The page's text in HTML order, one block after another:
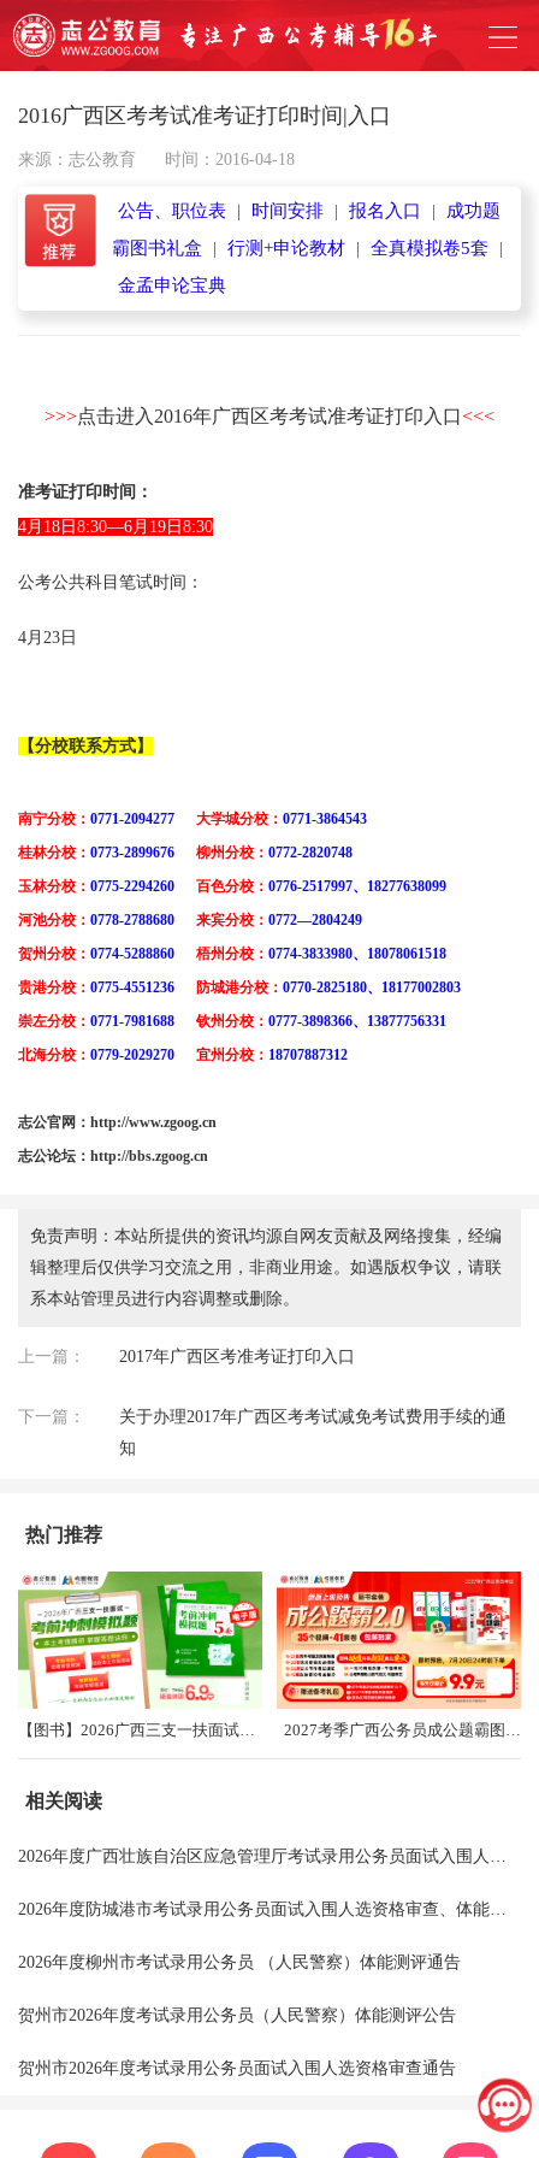
2016广西区考考试准考证打印时间|入口
来源：志公教育 时间：2016-04-18
公告、职位表 | 时间安排 | 报名入口 |
成功题
霸图书礼盒
| 行测+申论教材 | 全真模拟卷5套
|
金孟申论宝典
>>>点击进入2016年广西区考考试准考证打印入口<<<
准考证打印时间：
4月18日8:30—6月19日8:30
公考公共科目笔试时间：
4月23日
【分校联系方式】
南宁分校： 0771-2094277 大学城分校： 0771-3864543
桂林分校： 0773-2899676 柳州分校： 0772-2820748
玉林分校： 0775-2294260 百色分校： 0776-2517997、18277638099
河池分校： 0778-2788680 来宾分校： 0772—2804249
贺州分校： 0774-5288860 梧州分校： 0774-3833980、18078061518
贵港分校： 0775-4551236 防城港分校： 0770-2825180、18177002803
崇左分校： 0771-7981688 钦州分校： 0777-3898366、13877756331
北海分校： 0779-2029270 宜州分校： 18707887312
志公官网：http://www.zgoog.cn
志公论坛：http://bbs.zgoog.cn
免责声明：本站所提供的资讯均源自网友贡献及网络搜集，经编
辑整理后仅供学习交流之用，非商业用途。如遇版权争议，请联
系本站管理员进行内容调整或删除。
上一篇： 2017年广西区考准考证打印入口
下一篇：
关于办理2017年广西区考考试减免考试费用手续的通
知
热门推荐
【图书】2026广西三支一扶面试考前冲刺卷（共5套）
相关阅读
2026年度防城港市考试录用公务员面试入围人选资格审查、体能测评、面试、体检公告
2026年度柳州市考试录用公务员 （人民警察）体能测评通告
贺州市2026年度考试录用公务员（人民警察）体能测评公告
贺州市2026年度考试录用公务员面试入围人选资格审查通告